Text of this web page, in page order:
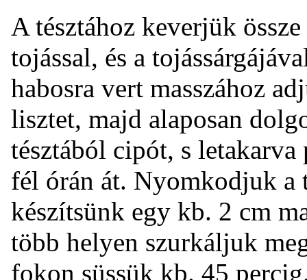
A tésztához keverjük
tojással, és a
habosra vert masszához
lisztet, majd alaposan
tésztából cipót, s letakarva
fél órán át. Nyomkodjuk a
készítsünk egy kb. 2 cm
több helyen szurkáljuk
fokon süssük kb. 45